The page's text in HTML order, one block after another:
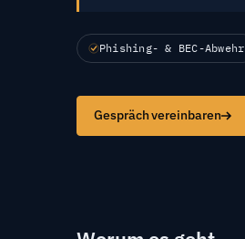
Phishing- & BEC-Abwehr
Gespräch vereinbaren